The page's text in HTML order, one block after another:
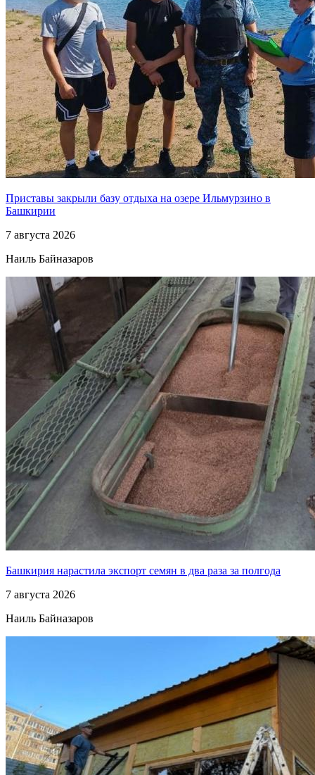
Приставы закрыли базу отдыха на озере Ильмурзино в
Башкирии
7 августа 2026
Наиль Байназаров
Башкирия нарастила экспорт семян в два раза за полгода
7 августа 2026
Наиль Байназаров